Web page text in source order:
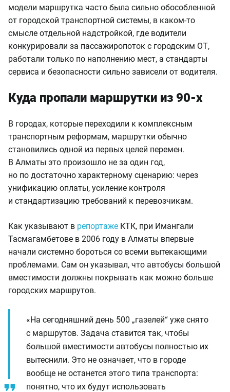
модели маршрутка часто была сильно обособленной
от городской транспортной системы, в каком-то
смысле отдельной надстройкой, где водители
конкурировали за пассажиропоток с городским ОТ,
работали только по наполнению мест, а стандарты
сервиса и безопасности сильно зависели от водителя.
Куда пропали маршрутки из 90-х
В городах, которые переходили к комплексным
транспортным реформам, маршрутки обычно
становились одной из первых целей перемен.
В Алматы это произошло не за один год,
но по достаточно характерному сценарию: через
унификацию оплаты, усиление контроля
и стандартизацию требований к перевозчикам.
Как указывают в репортаже КТК, при Имангали
Тасмагамбетове в 2006 году в Алматы впервые
начали системно бороться со всеми вытекающими
проблемами. Сам он указывал, что автобусы большой
вместимости должны покрывать как можно больше
городских маршрутов.
«На сегодняшний день 500 „газелей“ уже снято
с маршрутов. Задача ставится так, чтобы
большой вместимости автобусы полностью их
вытеснили. Это не означает, что в городе
вообще не останется этого типа транспорта:
понятно, что их будут использовать